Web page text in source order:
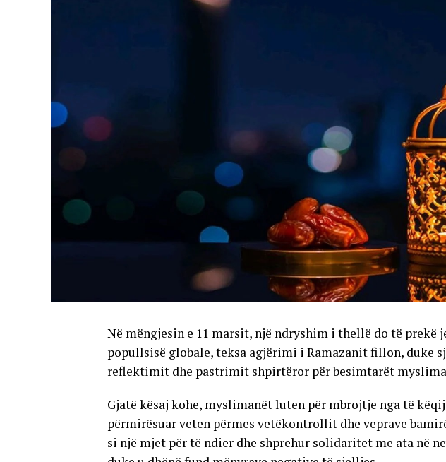
Në mëngjesin e 11 marsit, një ndryshim i thellë do të prekë
popullsisë globale, teksa agjërimi i Ramazanit fillon, duke
reflektimit dhe pastrimit shpirtëror për besimtarët
Gjatë kësaj kohe, myslimanët luten për mbrojtje nga të
përmirësuar veten përmes vetëkontrollit dhe veprave
si një mjet për të ndier dhe shprehur solidaritet me ata në